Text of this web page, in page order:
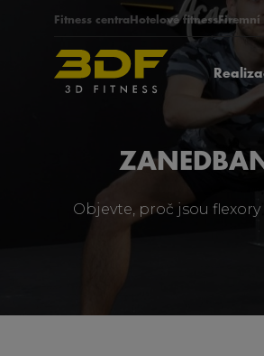
Fitness centra Hotelové fitnessFiremní
Objevte, proč jsou